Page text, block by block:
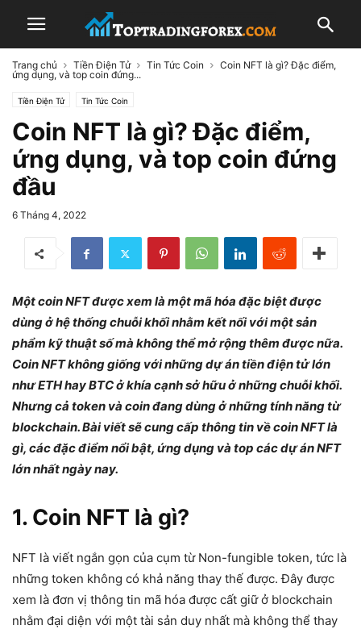
Trang chủ Tiền Điện Tử Tin Tức Coin
Coin NFT là gì? Đặc điểm,
ứng dụng, và top coin đứng...
Tiền Điện Tử Tin Tức Coin
Coin NFT là gì? Đặc điểm,
ứng dụng, và top coin đứng
đầu
6 Tháng 4, 2022
Một coin NFT được xem là một mã hóa đặc biệt được
dùng ở hệ thống chuỗi khối nhằm kết nối với một sản
phẩm kỹ thuật số mà không thể mở rộng thêm được nữa.
Coin NFT không giống với những dự án tiền điện tử lớn
như ETH hay BTC ở khía cạnh sở hữu ở những chuỗi khối.
Nhưng cả token và coin đang dùng ở những tính năng từ
blockchain. Bài viết sẽ cung cấp thông tin về coin NFT là
gì, các đặc điểm nổi bật, ứng dụng và top các dự án NFT
lớn nhất ngày nay.
1. Coin NFT là gì?
NFT là viết ngắn gọn của cụm từ Non-fungible token, tức là
những token không có khả năng thay thế được. Đây được
xem là đơn vị thông tin mã hóa được cất giữ ở blockchain
nhằm đại diện với một tài sản duy nhất mà không thể thay